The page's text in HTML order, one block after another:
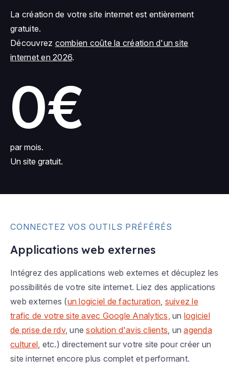
La création de votre site internet est entièrement
gratuite.
Découvrez combien coûte la création d'un site
internet en 2026.
0€
par mois.
Un site gratuit.
CONNECTEZ VOS OUTILS PRÉFÉRÉS
Applications web externes
Intégrez des applications web externes et décuplez les
possibilités de votre site internet. Liez des applications
web externes (un logiciel de facturation, suivez le
trafic de votre site avec Google Analytics, un logiciel
de prise de rdv, unesolution d'avis clients, unagenda
culturel, etc.) directement sur votre site pour créer un
site internet encore plus complet et performant.